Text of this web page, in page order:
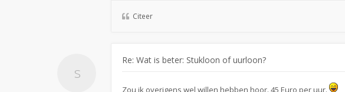
Citeer
Re: Wat is beter: Stukloon of uurloon?
Zou ik overigens wel willen hebben hoor. 45 Euro per uur.